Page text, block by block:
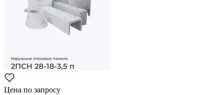
Цена по запросу